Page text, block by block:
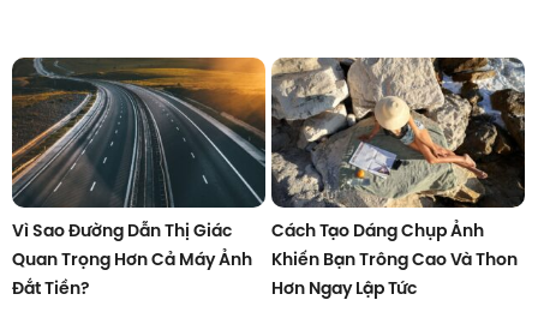
Vì Sao Đường Dẫn Thị Giác
Quan Trọng Hơn Cả Máy Ảnh
Đắt Tiền?
Cách Tạo Dáng Chụp Ảnh
Khiến Bạn Trông Cao Và Thon
Hơn Ngay Lập Tức